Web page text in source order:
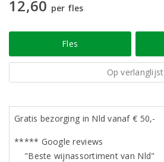
12,60 per fles
Fles
Op verlanglijst
Gratis bezorging in Nld vanaf € 50,-
***** Google reviews
"Beste wijnassortiment van Nld"